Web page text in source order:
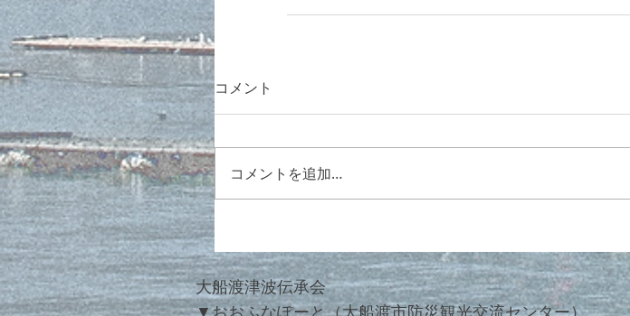
コメント
コメントを追加…
大船渡津波伝承会
▼おおふなぽーと（大船渡市防災観光交流センター）